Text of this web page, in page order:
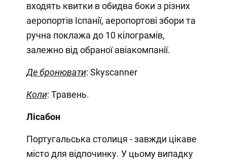
входять квитки в обидва боки з різних
аеропортів Іспанії, аеропортові збори та
ручна поклажа до 10 кілограмів,
залежно від обраної авіакомпанії.
Де бронювати: Skyscanner
Коли: Травень.
Лісабон
Португальська столиця - завжди цікаве
місто для відпочинку. У цьому випадку